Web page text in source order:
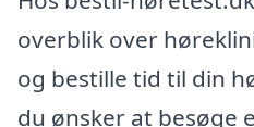
overblik over
og bestille tid til din
du ønsker at besøge